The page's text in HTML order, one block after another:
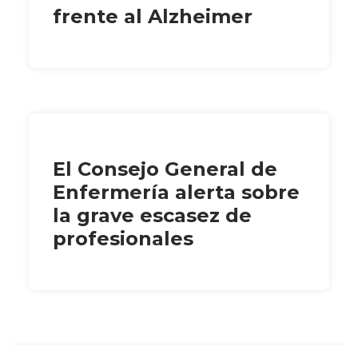
frente al Alzheimer
El Consejo General de
Enfermería alerta sobre
la grave escasez de
profesionales